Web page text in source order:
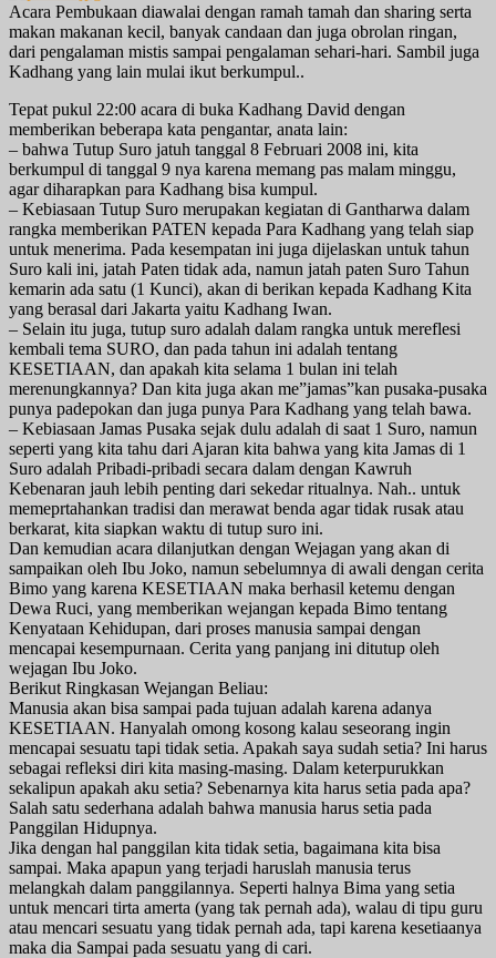
Acara Pembukaan diawalai dengan ramah tamah dan sharing serta
makan makanan kecil, banyak candaan dan juga obrolan ringan,
dari pengalaman mistis sampai pengalaman sehari-hari. Sambil juga
Kadhang yang lain mulai ikut berkumpul..
Tepat pukul 22:00 acara di buka Kadhang David dengan
memberikan beberapa kata pengantar, anata lain:
– bahwa Tutup Suro jatuh tanggal 8 Februari 2008 ini, kita
berkumpul di tanggal 9 nya karena memang pas malam minggu,
agar diharapkan para Kadhang bisa kumpul.
– Kebiasaan Tutup Suro merupakan kegiatan di Gantharwa dalam
rangka memberikan PATEN kepada Para Kadhang yang telah siap
untuk menerima. Pada kesempatan ini juga dijelaskan untuk tahun
Suro kali ini, jatah Paten tidak ada, namun jatah paten Suro Tahun
kemarin ada satu (1 Kunci), akan di berikan kepada Kadhang Kita
yang berasal dari Jakarta yaitu Kadhang Iwan.
– Selain itu juga, tutup suro adalah dalam rangka untuk mereflesi
kembali tema SURO, dan pada tahun ini adalah tentang
KESETIAAN, dan apakah kita selama 1 bulan ini telah
merenungkannya? Dan kita juga akan me”jamas”kan pusaka-pusaka
punya padepokan dan juga punya Para Kadhang yang telah bawa.
– Kebiasaan Jamas Pusaka sejak dulu adalah di saat 1 Suro, namun
seperti yang kita tahu dari Ajaran kita bahwa yang kita Jamas di 1
Suro adalah Pribadi-pribadi secara dalam dengan Kawruh
Kebenaran jauh lebih penting dari sekedar ritualnya. Nah.. untuk
memeprtahankan tradisi dan merawat benda agar tidak rusak atau
berkarat, kita siapkan waktu di tutup suro ini.
Dan kemudian acara dilanjutkan dengan Wejagan yang akan di
sampaikan oleh Ibu Joko, namun sebelumnya di awali dengan cerita
Bimo yang karena KESETIAAN maka berhasil ketemu dengan
Dewa Ruci, yang memberikan wejangan kepada Bimo tentang
Kenyataan Kehidupan, dari proses manusia sampai dengan
mencapai kesempurnaan. Cerita yang panjang ini ditutup oleh
wejagan Ibu Joko.
Berikut Ringkasan Wejangan Beliau:
Manusia akan bisa sampai pada tujuan adalah karena adanya
KESETIAAN. Hanyalah omong kosong kalau seseorang ingin
mencapai sesuatu tapi tidak setia. Apakah saya sudah setia? Ini harus
sebagai refleksi diri kita masing-masing. Dalam keterpurukkan
sekalipun apakah aku setia? Sebenarnya kita harus setia pada apa?
Salah satu sederhana adalah bahwa manusia harus setia pada
Panggilan Hidupnya.
Jika dengan hal panggilan kita tidak setia, bagaimana kita bisa
sampai. Maka apapun yang terjadi haruslah manusia terus
melangkah dalam panggilannya. Seperti halnya Bima yang setia
untuk mencari tirta amerta (yang tak pernah ada), walau di tipu guru
atau mencari sesuatu yang tidak pernah ada, tapi karena kesetiaanya
maka dia Sampai pada sesuatu yang di cari.